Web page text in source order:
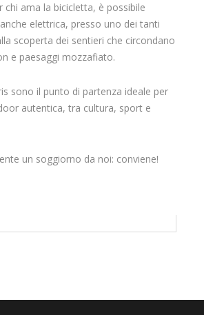
chi ama la bicicletta, è possibile
elettrica, presso uno dei tanti
scoperta dei sentieri che circondano
e paesaggi mozzafiato.
sono il punto di partenza ideale per
autentica, tra cultura, sport e
un soggiorno da noi: conviene!